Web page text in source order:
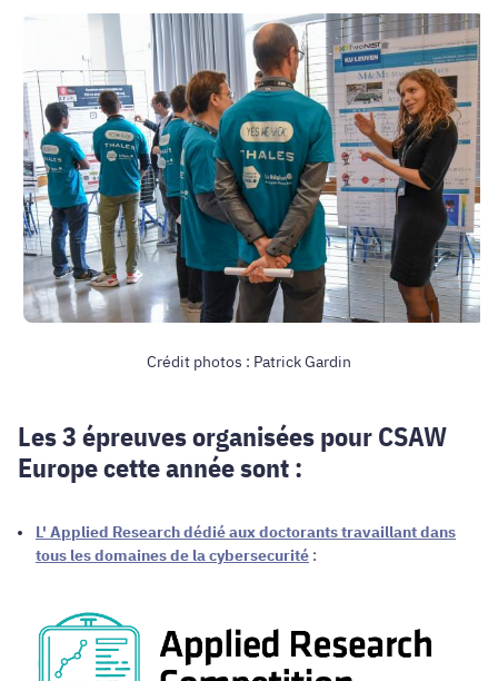
Crédit photos : Patrick Gardin
Les 3 épreuves organisées pour CSAW
Europe cette année sont :
L' Applied Research dédié aux doctorants travaillant dans
tous les domaines de la cybersecurité :